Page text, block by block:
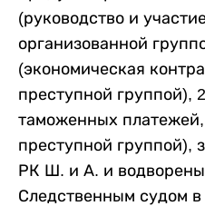
(руководство и
организованной
(экономическая
преступной группой),
таможенных
преступной группой),
РК Ш. и А. и
Следственным судом